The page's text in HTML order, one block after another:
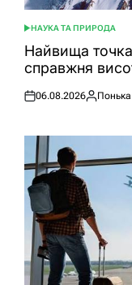
ОПУБЛІКУВАТИ
У
НАУКА ТА ПРИРОДА
Найвища точка
справжня
Оприлюднено
06.08.2026